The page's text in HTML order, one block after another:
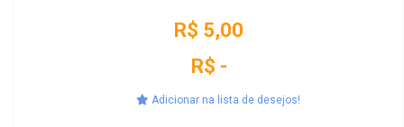
R$ 5,00
R$ -
Adicionar na lista de desejos!